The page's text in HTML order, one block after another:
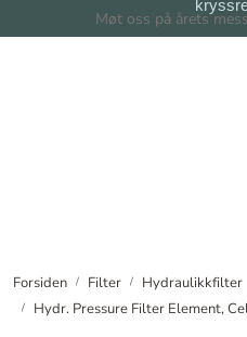
Skip to main content
Møt oss på årets
Forsiden Filter Hydraulikkfilter
Hydr. Pressure Filter Element,